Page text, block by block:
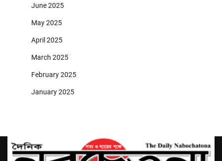
June 2025
May 2025
April 2025
March 2025
February 2025
January 2025